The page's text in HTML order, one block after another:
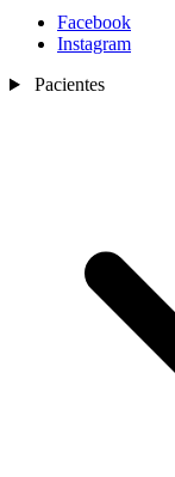
Nosotros
Facebook
Instagram
Pacientes